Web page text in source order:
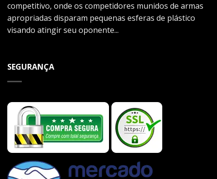
competitivo, onde os competidores munidos de armas
apropriadas disparam pequenas esferas de plástico
visando atingir seu oponente...
SEGURANÇA